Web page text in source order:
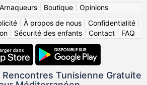
Arnaqueurs| Boutique| Opinions
À propos de nous Confidentialité
| Sécurité des enfants| Contact| FAQ
Tunisienne Gratuite